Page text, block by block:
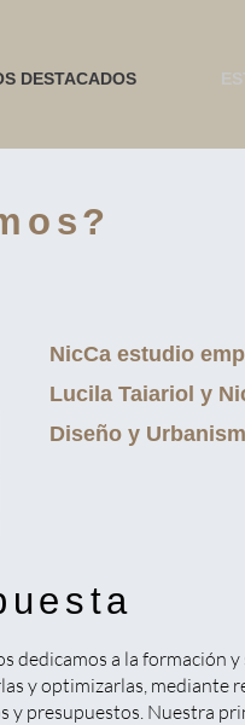
DESTACADOS
NicCa estudio
Lucila Taiariol y
Diseño y
dedicamos a la
y optimizarlas,
y presupuestos. Nuestra